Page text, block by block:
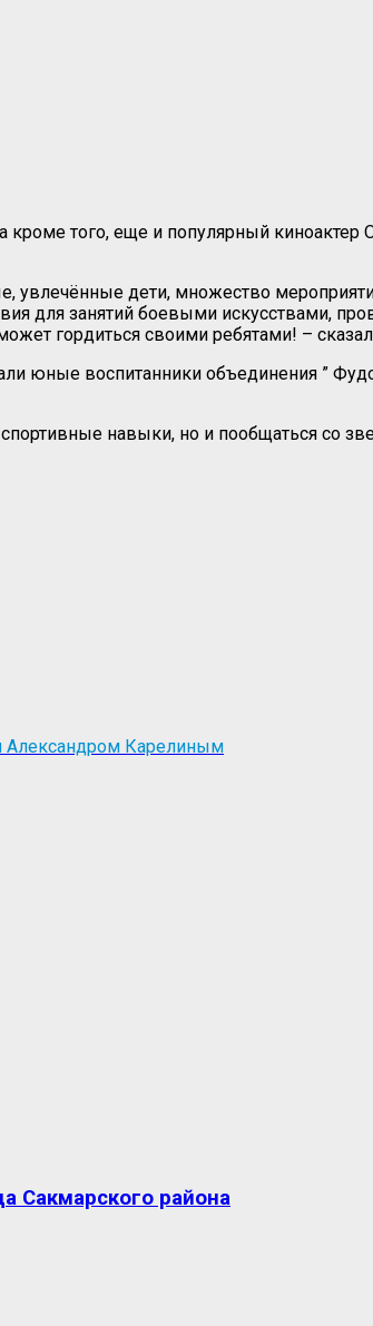
того, еще и популярный киноактер
увлечённые дети, множество
для занятий боевыми искусствами,
гордиться своими ребятами! – сказал
юные воспитанники объединения ”
навыки, но и пообщаться со
Александром Карелиным
Сакмарского района